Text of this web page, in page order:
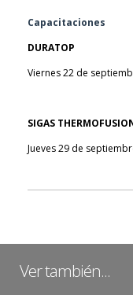
Capacitaciones
DURATOP
Viernes 22 de
SIGAS
Jueves 29 de
Ver también...